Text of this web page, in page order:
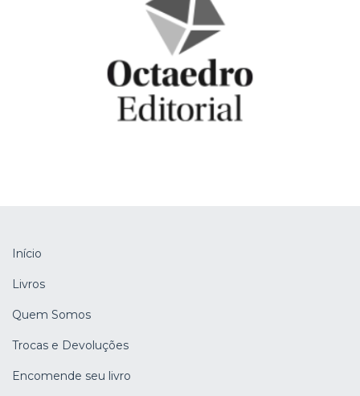
Início
Livros
Quem Somos
Trocas e Devoluções
Encomende seu livro